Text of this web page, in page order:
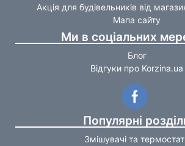
Акція для будівельників від
Мапа сайту
Ми в соціальних
Блог
Відгуки про Korzina.ua
Популярні
Змішувачі та